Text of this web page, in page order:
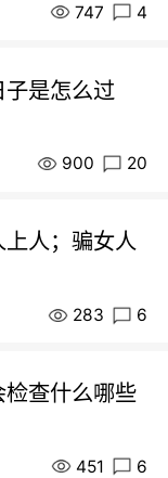
747 4
是怎么过
900 20
人；骗女人
283 6
查什么哪些
451 6